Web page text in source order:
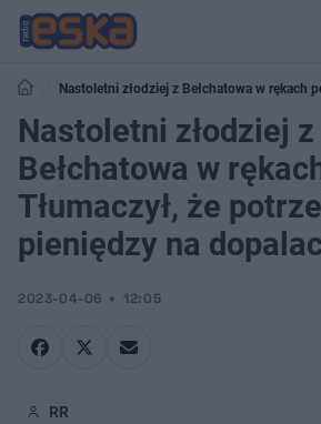
Nastoletni złodziej z Bełchatowa w rękach
potrzebował pieniędzy na dopalacze
Nastoletni złodziej z
Bełchatowa w
Tłumaczył, że
pieniędzy na
2023-04-06 12:05
RR